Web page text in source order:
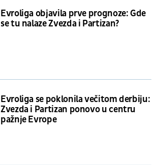
Evroliga objavila prve prognoze: Gde
se tu nalaze Zvezda i Partizan?
Evroliga se poklonila večitom derbiju:
Zvezda i Partizan ponovo u centru
pažnje Evrope